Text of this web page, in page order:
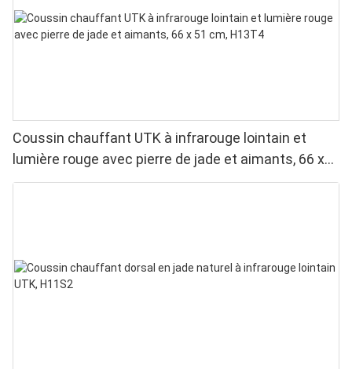
Coussin chauffant UTK à infrarouge lointain et
lumière rouge avec pierre de jade et aimants, 66 x
51 cm, H13T4